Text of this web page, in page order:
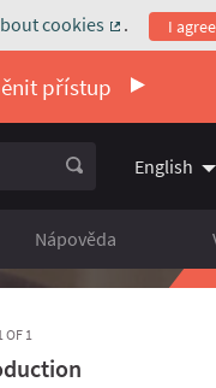
cookies
(External
. I agree
přístup
English
Nápověda
OF 1